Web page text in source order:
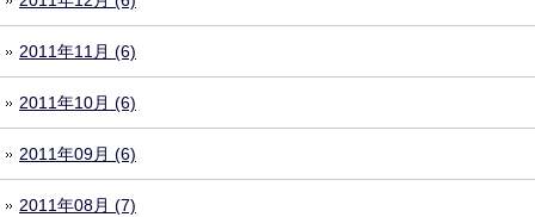
2011年11月 (6)
2011年10月 (6)
2011年09月 (6)
2011年08月 (7)